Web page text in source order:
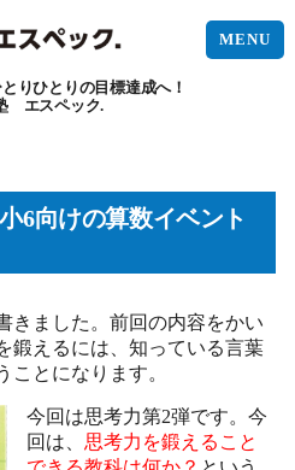
MENU
りひとりの目標達成へ！
エスペック.
6向けの算数イベント
きました。前回の内容をかい
鍛えるには、知っている言葉
ことになります。
今回は思考力第2弾です。今
回は、 思考力を鍛えること